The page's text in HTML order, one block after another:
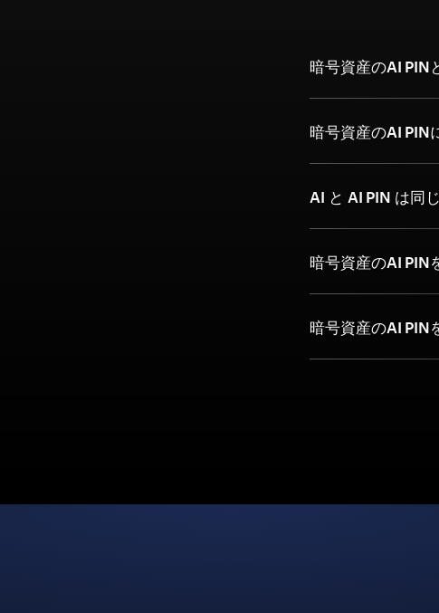
暗号資産のAI PIN
暗号資産のAI PIN
AI と AI PIN は同
暗号資産のAI PIN
暗号資産のAI PIN